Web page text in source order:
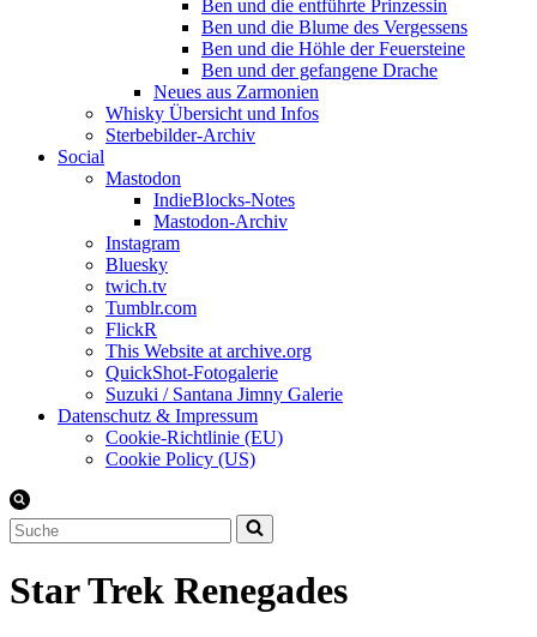
Ben und die entführte Prinzessin
Ben und die Blume des Vergessens
Ben und die Höhle der Feuersteine
Ben und der gefangene Drache
Neues aus Zarmonien
Whisky Übersicht und Infos
Sterbebilder-Archiv
Social
Mastodon
IndieBlocks-Notes
Mastodon-Archiv
Instagram
Bluesky
twich.tv
Tumblr.com
FlickR
This Website at archive.org
QuickShot-Fotogalerie
Suzuki / Santana Jimny Galerie
Datenschutz & Impressum
Cookie-Richtlinie (EU)
Cookie Policy (US)
Suchen
nach …
Star Trek Renegades